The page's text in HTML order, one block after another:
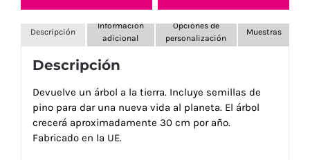
Descripción
Información
adicional
Opciones de
personalización
Muestras
Descripción
Devuelve un árbol a la tierra. Incluye semillas de
pino para dar una nueva vida al planeta. El árbol
crecerá aproximadamente 30 cm por año.
Fabricado en la UE.